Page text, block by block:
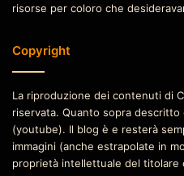
risorse per coloro che
Copyright
La riproduzione dei contenuti di
riservata. Quanto sopra descritto
(youtube). Il blog è e resterà
immagini (anche estrapolate in
proprietà intellettuale del